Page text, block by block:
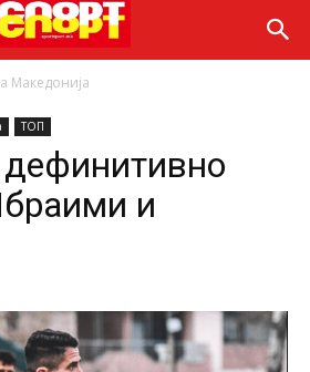
Македонија
ТОП
и